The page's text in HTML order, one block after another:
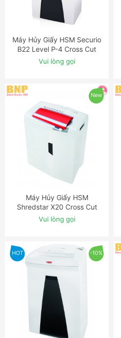
ĐẶT NGAY
Máy Hủy Giấy HSM Securio
B22 Level P-4 Cross Cut
Shredder
Vui lòng gọi
New
ĐẶT NGAY
Máy Hủy Giấy HSM
Shredstar X20 Cross Cut
Shredder
Vui lòng gọi
HOT -10%